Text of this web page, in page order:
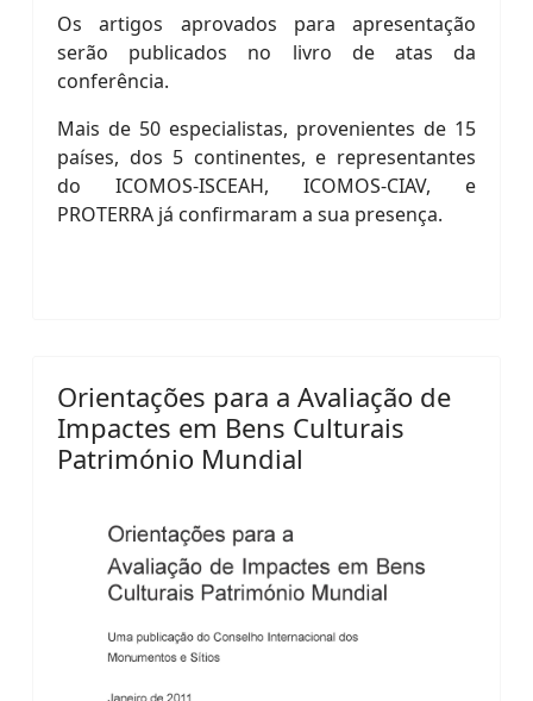
Os artigos aprovados para apresentação
serão publicados no livro de atas da
conferência.
Mais de 50 especialistas, provenientes de 15
países, dos 5 continentes, e representantes
do ICOMOS-ISCEAH, ICOMOS-CIAV, e
PROTERRA já confirmaram a sua presença.
Orientações para a Avaliação de
Impactes em Bens Culturais
Património Mundial